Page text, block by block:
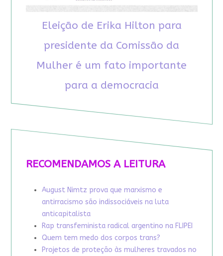
Eleição de Erika Hilton para
presidente da Comissão da
Mulher é um fato importante
para a democracia
RECOMENDAMOS A LEITURA
August Nimtz prova que marxismo e
antirracismo são indissociáveis na luta
anticapitalista
Rap transfeminista radical argentino na FLIPEI
Quem tem medo dos corpos trans?
Projetos de proteção às mulheres travados no